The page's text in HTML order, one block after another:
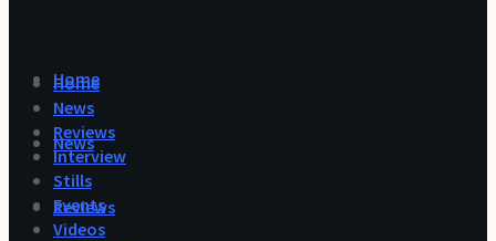
Home
News
Reviews
Home
News
Reviews
Interview
Stills
Events
Videos